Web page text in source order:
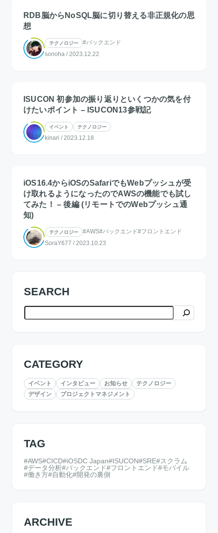
RDB脳からNoSQL脳に切り替える非正規化の思
想
テクノロジー
#バックエンド
sonoha / 2023.12.22
ISUCON 初参加の振り返りといくつかの気を付
けたいポイント – ISUCON13参戦記
イベント テクノロジー
kinari / 2023.12.18
iOS16.4からiOSのSafariでもWebプッシュが受
け取れるようになったのでAWSの機能でも試し
てみた！ – 後編 (リモートでのWebプッシュ通
知)
テクノロジー #AWS#バックエンド#フロントエンド
SoraY677 / 2023.10.23
SEARCH
検索
CATEGORY
イベント インタビュー お知らせ
テクノロジー
デザイン
プロジェクトマネジメント
TAG
AWS CICD iOSDC Japan ISUCON SRE
スクラム
データ分析 バックエンド フロントエンド
モバイル
働き方
自動化 開発の裏側
ARCHIVE